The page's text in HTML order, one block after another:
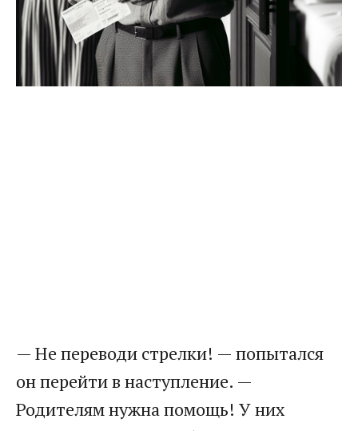
— Не переводи стрелки! — попытался
он перейти в наступление. —
Родителям нужна помощь! У них